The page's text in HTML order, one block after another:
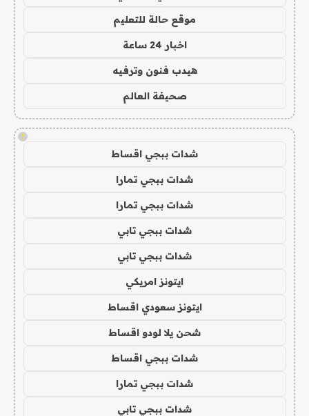
موقع حالة للتعليم
اخبار 24 ساعة
هيدب فنون وترفيه
صحيفة العالم
!
شدات ببجي اقساط
شدات ببجي تمارا
شدات ببجي تمارا
شدات ببجي تابي
شدات ببجي تابي
ايتونز امريكي
ايتونز سعودي اقساط
شحن يلا لودو اقساط
شدات ببجي اقساط
شدات ببجي تمارا
شدات ببجي تابي